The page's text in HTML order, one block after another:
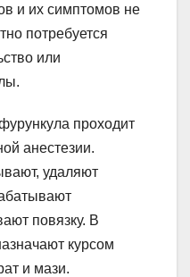
и их симптомов не
потребуется
или
проходит
анестезии.
удаляют
повязку. В
курсом
и мази.